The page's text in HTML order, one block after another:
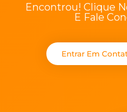
Encontrou! Clique
E Fale
Entrar Em